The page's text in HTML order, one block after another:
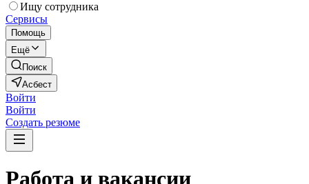
Ищу сотрудника
Сервисы
Помощь
Ещё
Поиск
Асбест
Войти
Войти
Создать резюме
Работа и вакансии